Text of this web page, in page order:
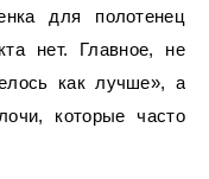
для полотенец
нет. Главное, не
как лучше», а
которые часто